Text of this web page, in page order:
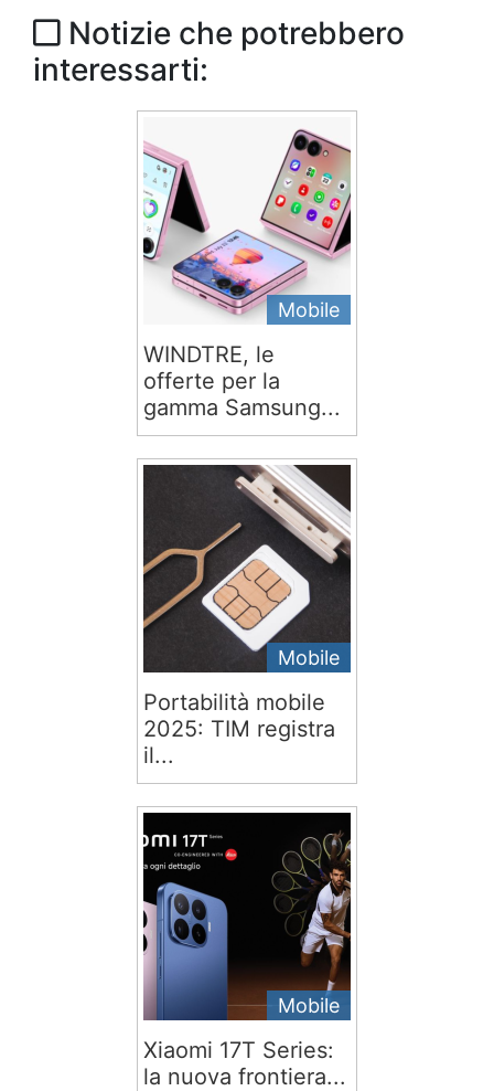
Notizie che potrebbero
interessarti:
Mobile
WINDTRE, le
offerte per la
gamma Samsung...
Mobile
Portabilità mobile
2025: TIM registra
il...
Mobile
Xiaomi 17T Series:
la nuova frontiera...